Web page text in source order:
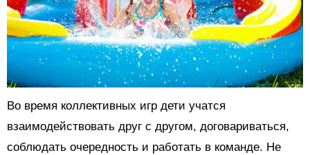
Во время коллективных игр дети учатся
взаимодействовать друг с другом, договариваться,
соблюдать очередность и работать в команде. Не